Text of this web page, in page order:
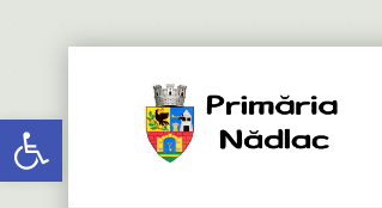
Deschide bara de unelte